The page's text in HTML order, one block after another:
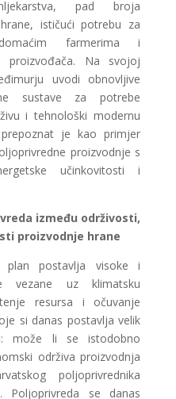
pad broja
ističući potrebu za
farmerima i
proizvođača. Na svojoj
uvodi obnovljive
sustave za potrebe
i tehnološki modernu
je kao primjer
proizvodnje s
učinkovitosti i
između održivosti,
proizvodnje hrane
plan postavlja visoke i
vezane uz klimatsku
resursa i očuvanje
si danas postavlja velik
može li se istodobno
održiva proizvodnja
poljoprivrednika
Poljoprivreda se danas